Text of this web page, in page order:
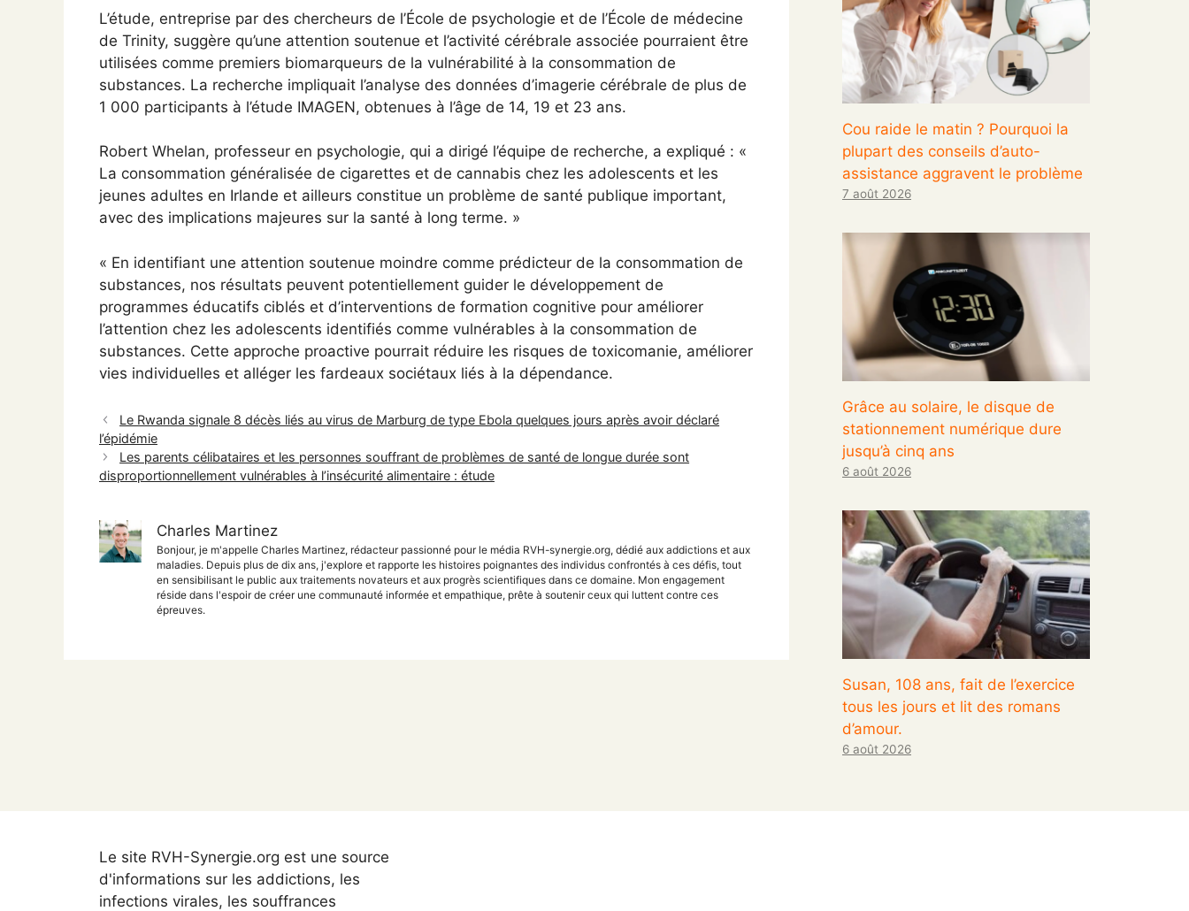
L’étude, entreprise par des chercheurs de l’École de psychologie et de l’École de médecine
de Trinity, suggère qu’une attention soutenue et l’activité cérébrale associée pourraient être
utilisées comme premiers biomarqueurs de la vulnérabilité à la consommation de
substances. La recherche impliquait l’analyse des données d’imagerie cérébrale de plus de
1 000 participants à l’étude IMAGEN, obtenues à l’âge de 14, 19 et 23 ans.
Robert Whelan, professeur en psychologie, qui a dirigé l’équipe de recherche, a expliqué : «
La consommation généralisée de cigarettes et de cannabis chez les adolescents et les
jeunes adultes en Irlande et ailleurs constitue un problème de santé publique important,
avec des implications majeures sur la santé à long terme. »
« En identifiant une attention soutenue moindre comme prédicteur de la consommation de
substances, nos résultats peuvent potentiellement guider le développement de
programmes éducatifs ciblés et d’interventions de formation cognitive pour améliorer
l’attention chez les adolescents identifiés comme vulnérables à la consommation de
substances. Cette approche proactive pourrait réduire les risques de toxicomanie, améliorer
vies individuelles et alléger les fardeaux sociétaux liés à la dépendance.
Le Rwanda signale 8 décès liés au virus de Marburg de type Ebola quelques jours après avoir déclaré
l’épidémie
Les parents célibataires et les personnes souffrant de problèmes de santé de longue durée sont
disproportionnellement vulnérables à l’insécurité alimentaire : étude
Charles Martinez
Bonjour, je m'appelle Charles Martinez, rédacteur passionné pour le média RVH-synergie.org, dédié aux addictions et aux
maladies. Depuis plus de dix ans, j'explore et rapporte les histoires poignantes des individus confrontés à ces défis, tout
en sensibilisant le public aux traitements novateurs et aux progrès scientifiques dans ce domaine. Mon engagement
réside dans l'espoir de créer une communauté informée et empathique, prête à soutenir ceux qui luttent contre ces
épreuves.
Cou raide le matin ? Pourquoi la
plupart des conseils d’auto-
assistance aggravent le problème
7 août 2026
Grâce au solaire, le disque de
stationnement numérique dure
jusqu’à cinq ans
6 août 2026
Susan, 108 ans, fait de l’exercice
tous les jours et lit des romans
d’amour.
6 août 2026
Le site RVH-Synergie.org est une source
d'informations sur les addictions, les
infections virales, les souffrances